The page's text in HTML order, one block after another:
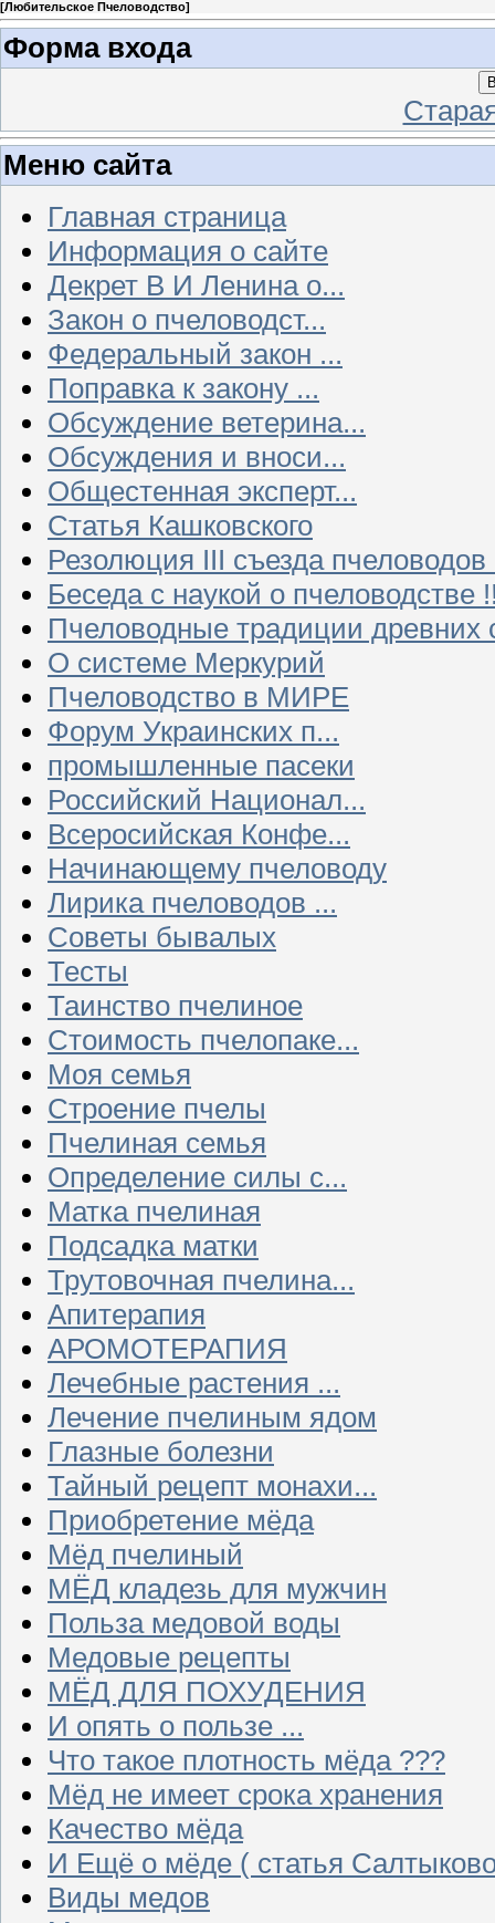
[Любительское Пчеловодство]
Форма входа
Меню сайта
Главная страница
Информация о сайте
Декрет В И Ленина о...
Закон о пчеловодст...
Федеральный закон ...
Поправка к закону ...
Обсуждение ветерина...
Обсуждения и вноси...
Общестенная эксперт...
Статья Кашковского
Резолюция III съезда
Беседа с наукой о пчеловодстве
Пчеловодные традиции древних
О системе Меркурий
Пчеловодство в МИРЕ
Форум Украинских п...
промышленные пасеки
Российский Национал...
Всеросийская Конфе...
Начинающему пчеловоду
Лирика пчеловодов ...
Советы бывалых
Тесты
Таинство пчелиное
Стоимость пчелопаке...
Моя семья
Строение пчелы
Пчелиная семья
Определение силы с...
Матка пчелиная
Подсадка матки
Трутовочная пчелина...
Апитерапия
АРОМОТЕРАПИЯ
Лечебные растения ...
Лечение пчелиным ядом
Глазные болезни
Тайный рецепт монахи...
Приобретение мёда
Мёд пчелиный
МЁД кладезь для мужчин
Польза медовой воды
Медовые рецепты
МЁД ДЛЯ ПОХУДЕНИЯ
И опять о пользе ...
Что такое плотность мёда ???
Мёд не имеет срока хранения
Качество мёда
И Ещё о мёде ( статья
Виды медов